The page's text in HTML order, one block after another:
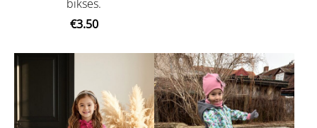
bikses.
€3.50